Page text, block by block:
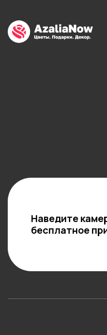
Наведите
бесплатное